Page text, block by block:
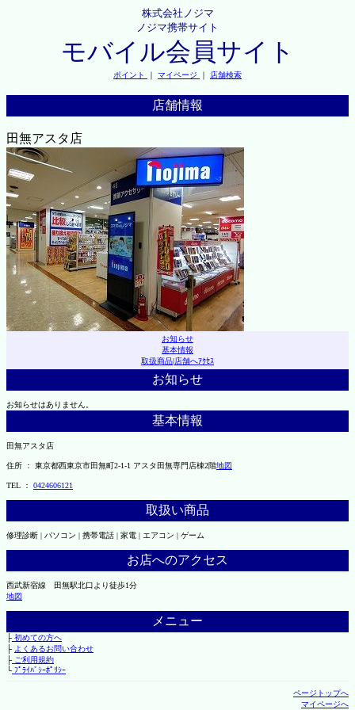
株式会社ノジマ
ノジマ携帯サイト
モバイル会員サイト
ポイント ｜ マイページ ｜ 店舗検索
店舗情報
田無アスタ店
お知らせ
基本情報
取扱商品|店舗へｱｸｾｽ
お知らせ
お知らせはありません。
基本情報
田無アスタ店
住所 ： 東京都西東京市田無町2-1-1 アスタ田無専門店棟2階地図
TEL ： 0424606121
取扱い商品
修理診断 | パソコン | 携帯電話 | 家電 | エアコン | ゲーム
お店へのアクセス
西武新宿線 田無駅北口より徒歩1分
地図
メニュー
├初めての方へ
├ よくあるお問い合わせ
├ご利用規約
└ﾌﾟﾗｲﾊﾞｼｰﾎﾟﾘｼｰ
ページトップへ
マイページへ